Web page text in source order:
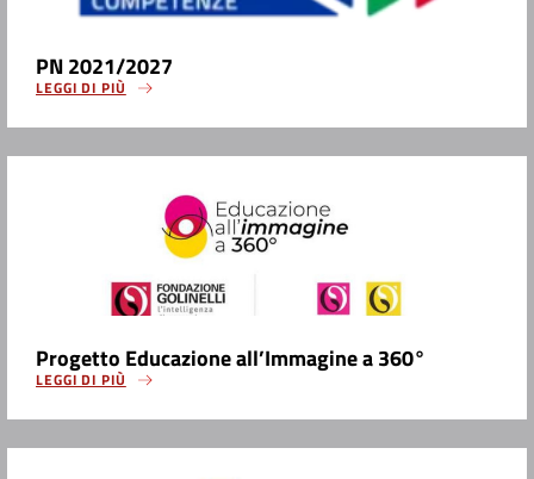
PN 2021/2027
LEGGI DI PIÙ
Progetto Educazione all’Immagine a 360°
LEGGI DI PIÙ